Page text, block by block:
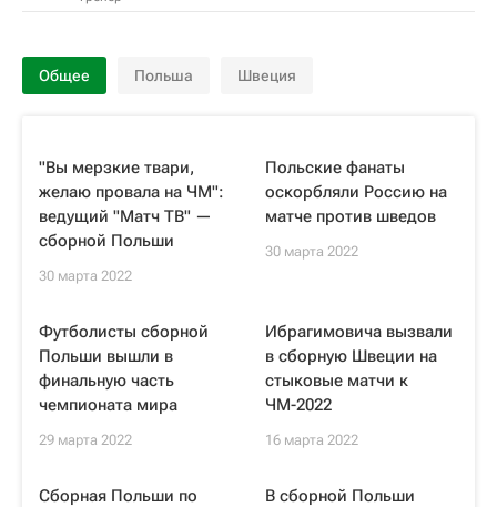
Общее Польша Швеция
"Вы мерзкие твари,
желаю провала на ЧМ":
ведущий "Матч ТВ" —
сборной Польши
30 марта 2022
Польские фанаты
оскорбляли Россию на
матче против шведов
30 марта 2022
Футболисты сборной
Польши вышли в
финальную часть
чемпионата мира
29 марта 2022
Ибрагимовича вызвали
в сборную Швеции на
стыковые матчи к
ЧМ-2022
16 марта 2022
Сборная Польши по
В сборной Польши